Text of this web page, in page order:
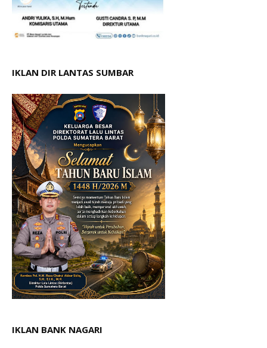
IKLAN DIR LANTAS SUMBAR
IKLAN BANK NAGARI